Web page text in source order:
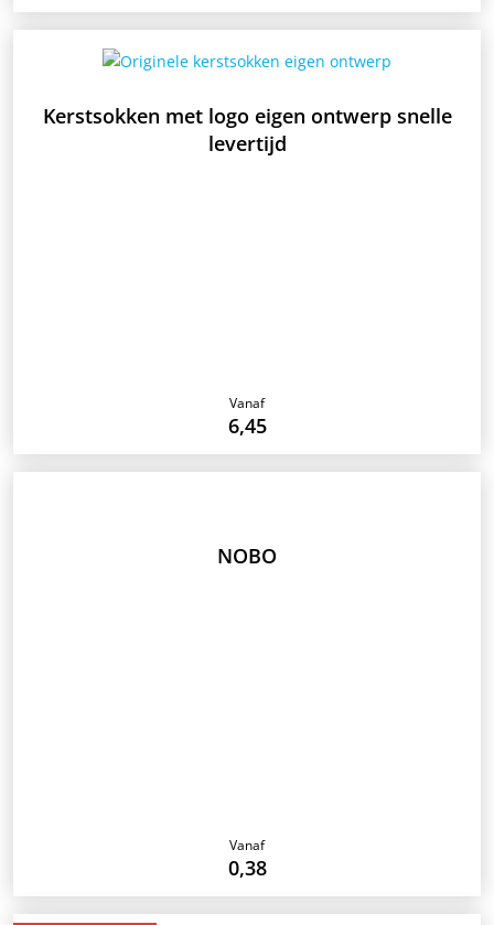
Kerstsokken met logo eigen ontwerp snelle
levertijd
Vanaf
6,45
NOBO
Vanaf
0,38